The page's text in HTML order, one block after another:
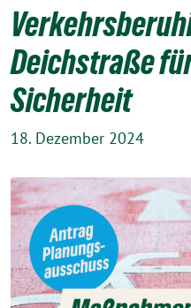
Deichstraße
Sicherheit
18. Dezember 2024